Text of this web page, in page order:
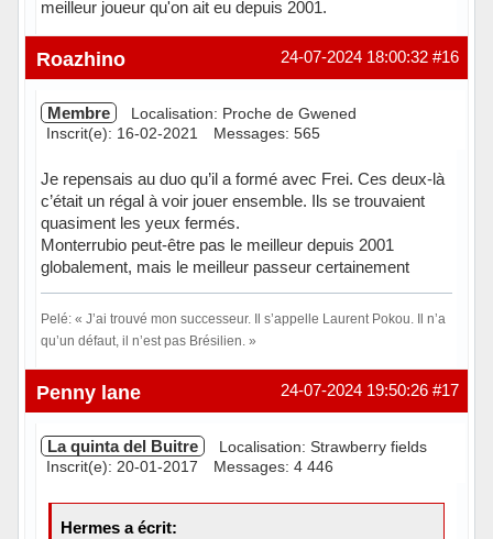
meilleur joueur qu'on ait eu depuis 2001.
Hors ligne #16
24-07-2024 18:00:32
Roazhino
Membre
Localisation: Proche de Gwened
Inscrit(e): 16-02-2021
Messages: 565
Je repensais au duo qu’il a formé avec Frei. Ces deux-là
c’était un régal à voir jouer ensemble. Ils se trouvaient
quasiment les yeux fermés.
Monterrubio peut-être pas le meilleur depuis 2001
globalement, mais le meilleur passeur certainement
Pelé: « J’ai trouvé mon successeur. Il s’appelle Laurent Pokou. Il n’a
qu’un défaut, il n’est pas Brésilien. »
Hors ligne #17
24-07-2024 19:50:26
Penny lane
La quinta del Buitre
Localisation: Strawberry fields
Inscrit(e): 20-01-2017
Messages: 4 446
Hermes a écrit: